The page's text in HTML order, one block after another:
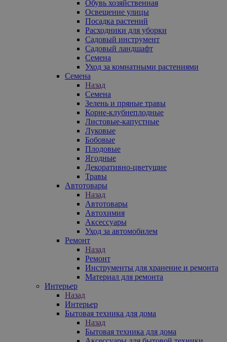
Обувь хозяйственная
Освещение улицы
Посадка растений
Расходники для уборки
Садовый инструмент
Садовый ландшафт
Семена
Уход за комнатными растениями
Семена
Назад
Семена
Зелень и пряные травы
Корне-клубнеплодные
Листовые-капустные
Луковые
Бобовые
Плодовые
Ягодные
Декоративно-цветущие
Травы
Автотовары
Назад
Автотовары
Автохимия
Аксессуары
Уход за автомобилем
Ремонт
Назад
Ремонт
Инструменты для хранение и ремонта
Материал для ремонта
Интерьер
Назад
Интерьер
Бытовая техника для дома
Назад
Бытовая техника для дома